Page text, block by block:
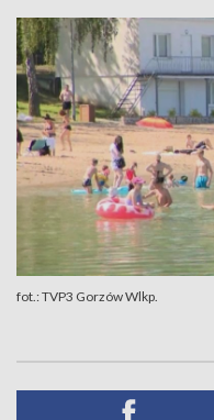
fot.: TVP3 Gorzów Wlkp.